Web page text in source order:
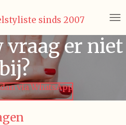
sinds 2007
vraag er niet
via WhatsApp